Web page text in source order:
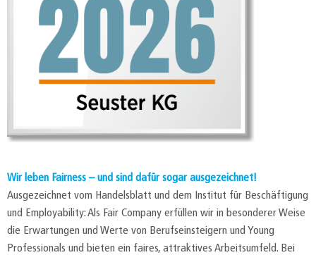
Wir leben Fairness – und sind dafür sogar ausgezeichnet!
Ausgezeichnet vom Handelsblatt und dem Institut für Beschäftigung
und Employability: Als Fair Company erfüllen wir in besonderer Weise
die Erwartungen und Werte von Berufseinsteigern und Young
Professionals und bieten ein faires, attraktives Arbeitsumfeld. Bei